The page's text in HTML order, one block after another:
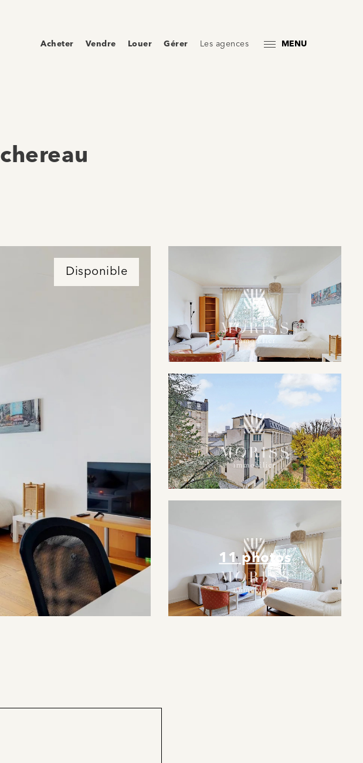
Acheter Vendre Louer Gérer Les agences MENU
Disponible
11 photos